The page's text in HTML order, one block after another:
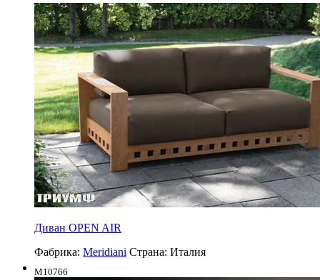
Диван OPEN AIR
Фабрика: Meridiani Страна: Италия
M10766